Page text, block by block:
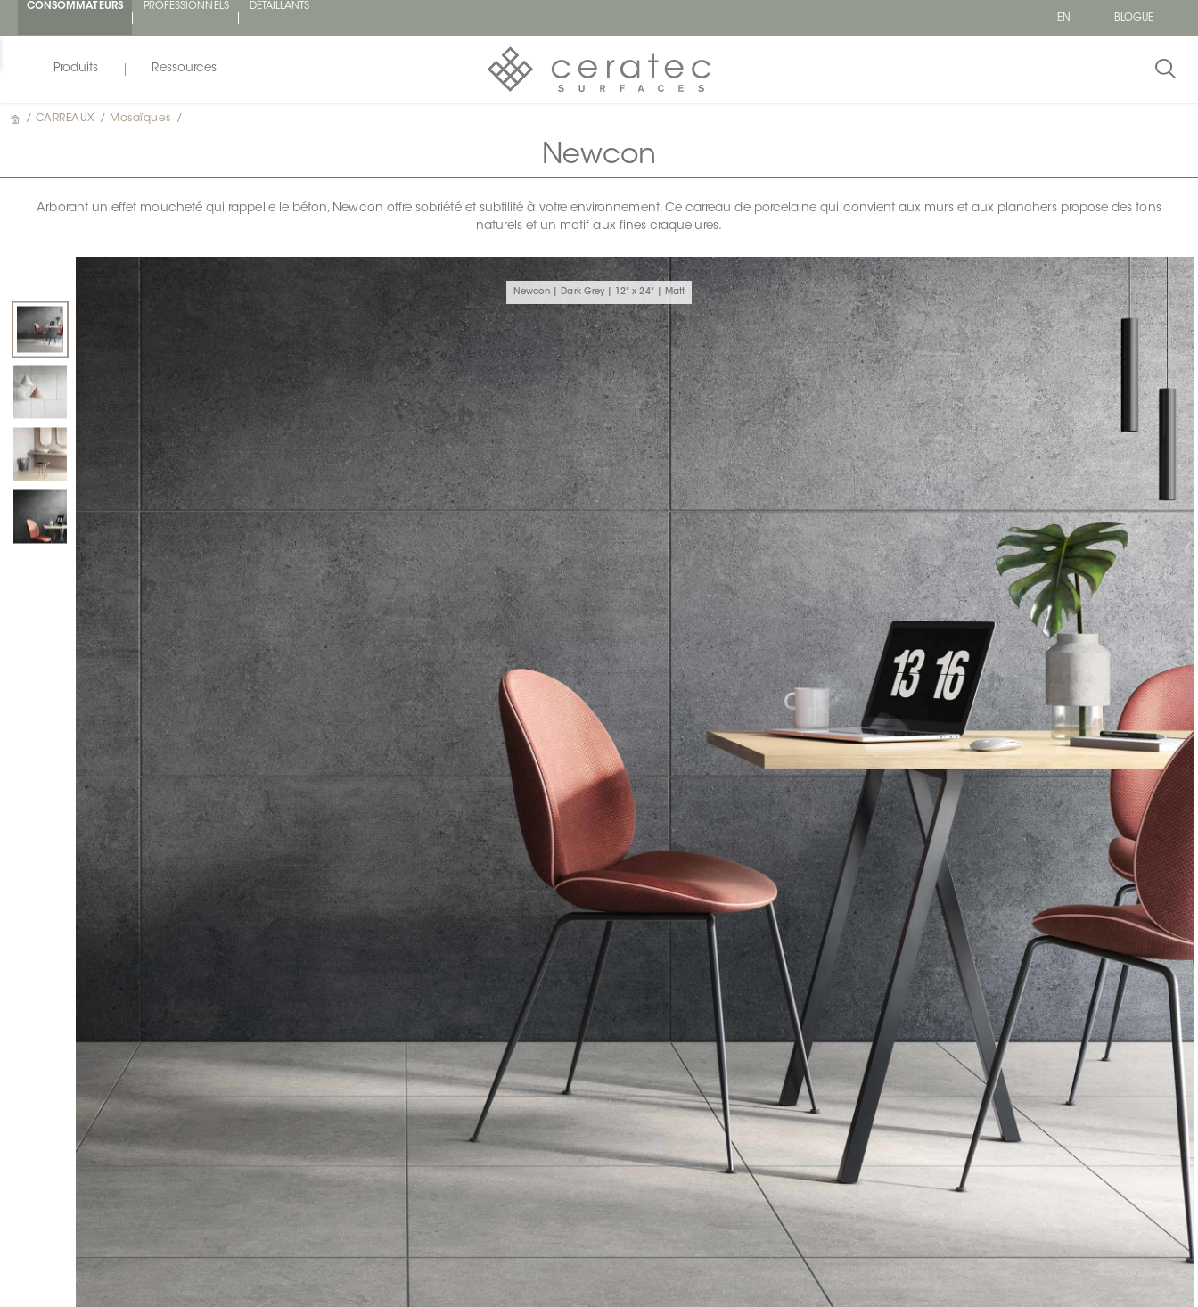
CONSOMMATEURS PROFESSIONNELS
DÉTAILLANTS
EN
BLOGUE
Produits Ressources
/ CARREAUX / Mosaïques /
Newcon
Arborant un effet moucheté qui rappelle le béton, Newcon offre sobriété et subtilité à votre environnement. Ce carreau de porcelaine qui convient aux murs et aux planchers propose des tons
naturels et un motif aux fines craquelures.
Newcon | Dark Grey | 12" x 24" | Matt